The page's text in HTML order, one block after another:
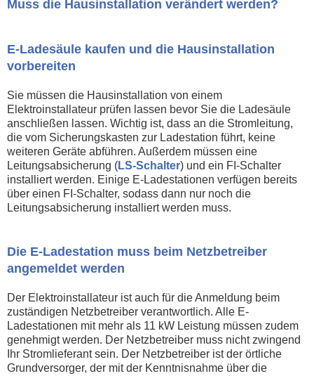
Muss die Hausinstallation verändert werden?
E-Ladesäule kaufen und die Hausinstallation
vorbereiten
Sie müssen die Hausinstallation von einem
Elektroinstallateur prüfen lassen bevor Sie die Ladesäule
anschließen lassen. Wichtig ist, dass an die Stromleitung,
die vom Sicherungskasten zur Ladestation führt, keine
weiteren Geräte abführen. Außerdem müssen eine
Leitungsabsicherung (LS-Schalter) und ein FI-Schalter
installiert werden. Einige E-Ladestationen verfügen bereits
über einen FI-Schalter, sodass dann nur noch die
Leitungsabsicherung installiert werden muss.
Die E-Ladestation muss beim Netzbetreiber
angemeldet werden
Der Elektroinstallateur ist auch für die Anmeldung beim
zuständigen Netzbetreiber verantwortlich. Alle E-
Ladestationen mit mehr als 11 kW Leistung müssen zudem
genehmigt werden. Der Netzbetreiber muss nicht zwingend
Ihr Stromlieferant sein. Der Netzbetreiber ist der örtliche
Grundversorger, der mit der Kenntnisnahme über die